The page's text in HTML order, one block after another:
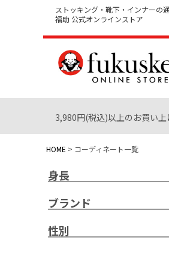
ストッキング・靴下・インナーの
福助 公式オンラインストア
3,980円(税込)以上のお買い上
HOME コーディネート一覧
身長
ブランド
性別